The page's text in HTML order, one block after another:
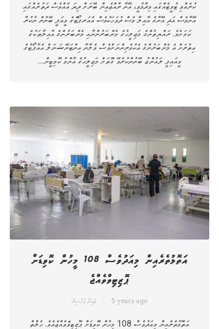
ކުރެއްވި ޓުވީޓެއްގައި ވިދާޅުވީ، އޭނާ ރާއްޖެއިން ބޭރަށް ދިޔަ އެއްވެސް ދަތުރެއްގައި
އޭނާވެސް އަދި އޭނާގެ އާއިލާ ވެސް ދުވަހަކުވެސް އެއަރޕޯޓްގެ ވީއަޕީ ބޭނުން ނުކުރާ
ކަމަށެވެ. ރައްޔިތުންގެ މަޖިލީހުގެ މެންބަރުންނާއި މެންބަރުންގެ އާއިލާތަކުގެ
އިތުރަށް އެ މެންބަރުންގެ އެކުވެރިންނަށްވެސް ވެލާނާ އިންޓަނޭޝަނަލް އެއާޕޯޓުގެ
ވީއައިޕީ ލައުންޖު ބޭނުންކުރެވޭ ގޮތަށް މަޖިލީހުގެ އާންމު ކޮމިޓީން…
އަތޮޅުތެރެއިން މިއަދުވެސް 108 މީހުން ކޮވިޑަށް
ޕޮޒިޓިވްވެއްޖެ
ޒައިނާ މުހުސިން 5 years ago
އަތޮޅުތެރެއިން މިއަދުވެސް 108 މީހުން ކޮވިޑަށް ޕޮޒިޓިވްވެއްޖެއެވެ. ހެލްތް